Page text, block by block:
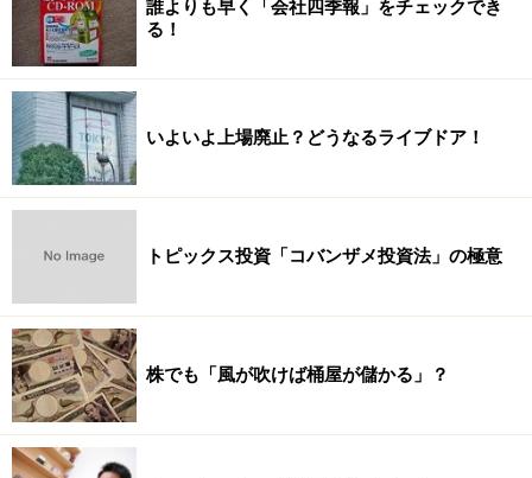
誰よりも早く「会社四季報」をチェックでき
る！
いよいよ上場廃止？どうなるライブドア！
トピックス投資「コバンザメ投資法」の極意
株でも「風が吹けば桶屋が儲かる」？